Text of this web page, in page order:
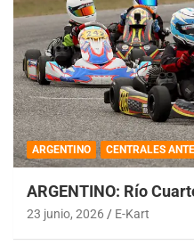
ARGENTINO CENTRALES
ARGENTINO: Río
23 junio, 2026 E-Kart